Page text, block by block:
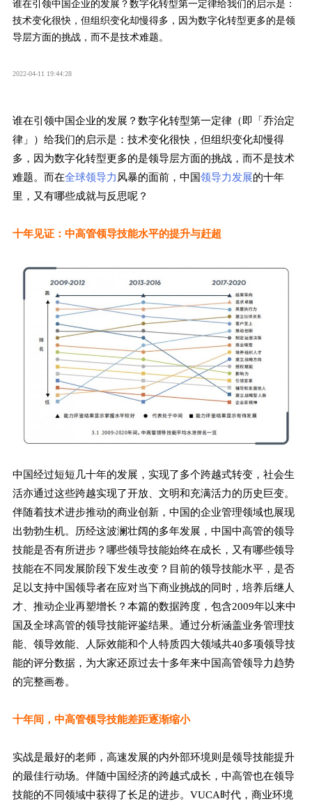
谁在引领中国企业的发展？数字化转型第一定律给我们的启示是：
技术变化很快，但组织变化却慢得多，因为数字化转型更多的是领
导层方面的挑战，而不是技术难题。
2022-04-11 19:44:28
谁在引领中国企业的发展？数字化转型第一定律（即「乔治定
律」）给我们的启示是：技术变化很快，但组织变化却慢得
多，因为数字化转型更多的是领导层方面的挑战，而不是技术
难题。而在全球领导力 风暴的面前，中国领导力发展的十年
里，又有哪些成就与反思呢？
十年见证：中高管领导技能水平的提升与赶超
中国经过短短几十年的发展，实现了多个跨越式转变，社会生
活亦通过这些跨越实现了开放、文明和充满活力的历史巨变。
伴随着技术进步推动的商业创新，中国的企业管理领域也展现
出勃勃生机。历经这波澜壮阔的多年发展，中国中高管的领导
技能是否有所进步？哪些领导技能始终在成长，又有哪些领导
技能在不同发展阶段下发生改变？目前的领导技能水平，是否
足以支持中国领导者在应对当下商业挑战的同时，培养后继人
才、推动企业再塑增长？本篇的数据跨度，包含2009年以来中
国及全球高管的领导技能评鉴结果。通过分析涵盖业务管理技
能、领导效能、人际效能和个人特质四大领域共40多项领导技
能的评分数据，为大家还原过去十多年来中国高管领导力趋势
的完整画卷。
十年间，中高管领导技能差距逐渐缩小
实战是最好的老师，高速发展的内外部环境则是领导技能提升
的最佳行动场。伴随中国经济的跨越式成长，中高管也在领导
技能的不同领域中获得了长足的进步。VUCA时代，商业环境